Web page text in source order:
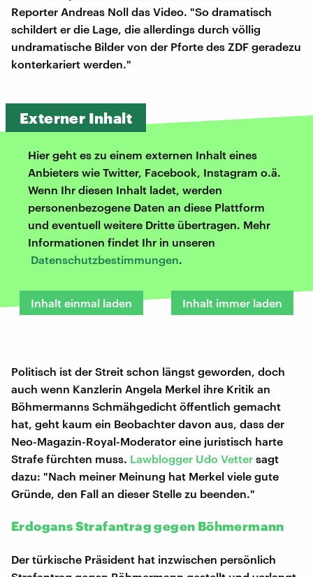
Reporter Andreas Noll das Video. "So dramatisch
schildert er die Lage, die allerdings durch völlig
undramatische Bilder von der Pforte des ZDF geradezu
konterkariert werden."
Externer Inhalt
Hier geht es zu einem externen Inhalt eines
Anbieters wie Twitter, Facebook, Instagram o.ä.
Wenn Ihr diesen Inhalt ladet, werden
personenbezogene Daten an diese Plattform
und eventuell weitere Dritte übertragen. Mehr
Informationen findet Ihr in unseren
Datenschutzbestimmungen.
Inhalt einmal laden Inhalt immer laden
Politisch ist der Streit schon längst geworden, doch
auch wenn Kanzlerin Angela Merkel ihre Kritik an
Böhmermanns Schmähgedicht öffentlich gemacht
hat, geht kaum ein Beobachter davon aus, dass der
Neo-Magazin-Royal-Moderator eine juristisch harte
Strafe fürchten muss. Lawblogger Udo Vetter sagt
dazu: "Nach meiner Meinung hat Merkel viele gute
Gründe, den Fall an dieser Stelle zu beenden."
Erdogans Strafantrag gegen Böhmermann
Der türkische Präsident hat inzwischen persönlich